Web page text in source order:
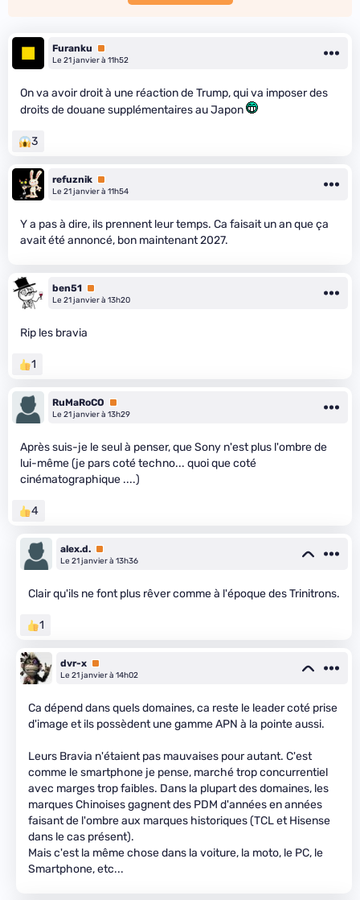
Furanku
Premium
Le 21 janvier à 11h52
On va avoir droit à une réaction de Trump, qui va imposer des
droits de douane supplémentaires au Japon
3
refuznik Premium
Le 21 janvier à 11h54
Y a pas à dire, ils prennent leur temps. Ca faisait un an que ça
avait été annoncé, bon maintenant 2027.
ben51 Premium
Le 21 janvier à 13h20
Rip les bravia
1
RuMaRoCO
Premium
Le 21 janvier à 13h29
Après suis-je le seul à penser, que Sony n'est plus l'ombre de
lui-même (je pars coté techno... quoi que coté
cinématographique ....)
4
alex.d. Premium
Le 21 janvier à 13h36
Clair qu'ils ne font plus rêver comme à l'époque des Trinitrons.
1
dvr-x Premium
Le 21 janvier à 14h02
Ca dépend dans quels domaines, ca reste le leader coté prise
d'image et ils possèdent une gamme APN à la pointe aussi.
Leurs Bravia n'étaient pas mauvaises pour autant. C'est
comme le smartphone je pense, marché trop concurrentiel
avec marges trop faibles. Dans la plupart des domaines, les
marques Chinoises gagnent des PDM d'années en années
faisant de l'ombre aux marques historiques (TCL et Hisense
dans le cas présent).
Mais c'est la même chose dans la voiture, la moto, le PC, le
Smartphone, etc...